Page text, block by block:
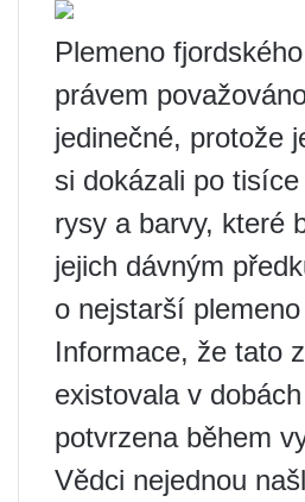
Plemeno
právem
jedinečné, protože
si dokázali po
rysy a barvy, které
jejich dávným
o nejstarší
Informace, že tato
existovala v
potvrzena během
Vědci nejednou